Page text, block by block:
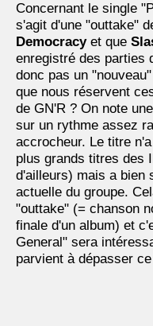
Concernant le single
s'agit d'une "outtake"
Democracyet que
enregistré des parties
donc pas un
que nous réservent
de GN'R ? On note
sur un rythme assez
accrocheur. Le titre
plus grands titres des
d'ailleurs) mais a bien
actuelle du groupe.
"outtake" (= chanson
finale d'un album) et
General" sera
parvient à dépasser